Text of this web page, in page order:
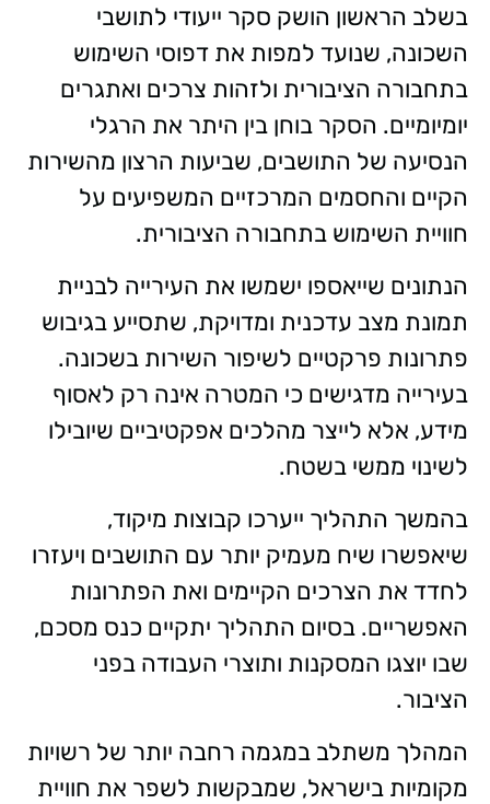
בשלב הראשון הושק סקר ייעודי לתושבי
השכונה, שנועד למפות את דפוסי השימוש
בתחבורה הציבורית ולזהות צרכים ואתגרים
יומיומיים. הסקר בוחן בין היתר את הרגלי
הנסיעה של התושבים, שביעות הרצון מהשירות
הקיים והחסמים המרכזיים המשפיעים על
חוויית השימוש בתחבורה הציבורית.
הנתונים שייאספו ישמשו את העירייה לבניית
תמונת מצב עדכנית ומדויקת, שתסייע בגיבוש
פתרונות פרקטיים לשיפור השירות בשכונה.
בעירייה מדגישים כי המטרה אינה רק לאסוף
מידע, אלא לייצר מהלכים אפקטיביים שיובילו
לשינוי ממשי בשטח.
בהמשך התהליך ייערכו קבוצות מיקוד,
שיאפשרו שיח מעמיק יותר עם התושבים ויעזרו
לחדד את הצרכים הקיימים ואת הפתרונות
האפשריים. בסיום התהליך יתקיים כנס מסכם,
שבו יוצגו המסקנות ותוצרי העבודה בפני
הציבור.
המהלך משתלב במגמה רחבה יותר של רשויות
מקומיות בישראל, שמבקשות לשפר את חוויית